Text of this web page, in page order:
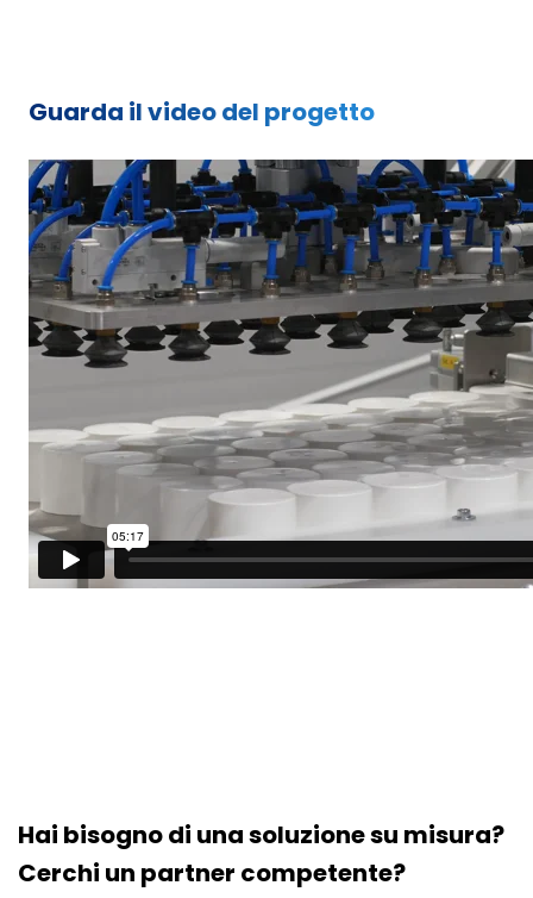
Guarda il video del progetto
Hai bisogno di una soluzione su misura?
Cerchi un partner competente?